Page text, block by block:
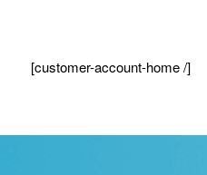
[customer-account-home /]